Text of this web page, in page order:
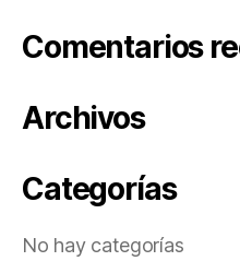
Comentarios
Archivos
Categorías
No hay categorías